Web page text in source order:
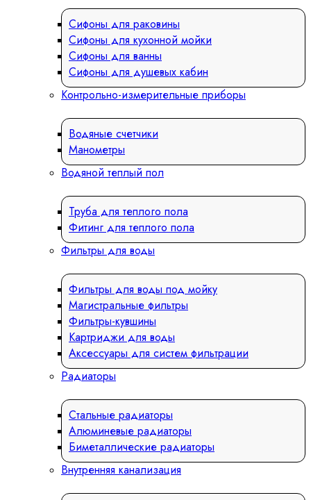
Сифоны для раковины
Сифоны для кухонной мойки
Сифоны для ванны
Сифоны для душевых кабин
Контрольно-измерительные приборы
Водяные счетчики
Манометры
Водяной теплый пол
Труба для теплого пола
Фитинг для теплого пола
Фильтры для воды
Фильтры для воды под мойку
Магистральные фильтры
Фильтры-кувшины
Картриджи для воды
Аксессуары для систем фильтрации
Радиаторы
Стальные радиаторы
Алюминевые радиаторы
Биметаллические радиаторы
Внутренняя канализация